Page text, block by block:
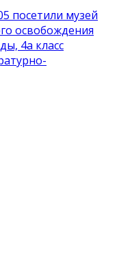
посетили музей
освобождения
4а класс